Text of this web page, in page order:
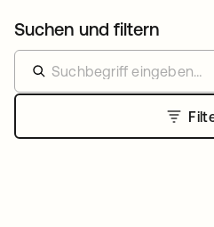
Suchen und filtern